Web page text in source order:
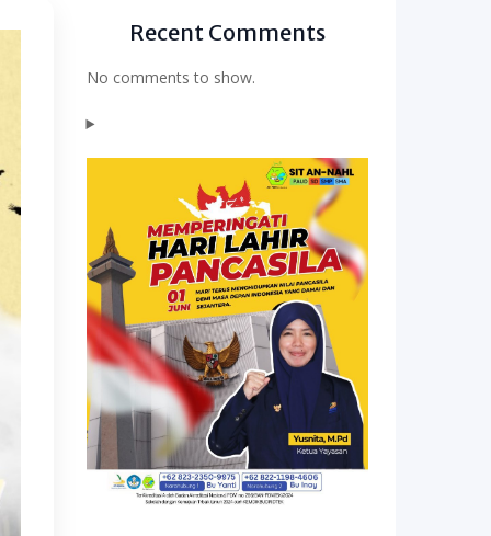
Recent Comments
No comments to show.